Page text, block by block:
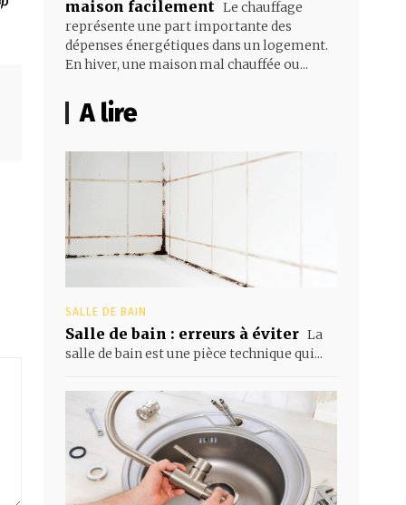
maison facilement Le chauffage
représente une part importante des
dépenses énergétiques dans un logement.
En hiver, une maison mal chauffée ou...
A lire
SALLE DE BAIN
Salle de bain : erreurs à éviter La
salle de bain est une pièce technique qui...